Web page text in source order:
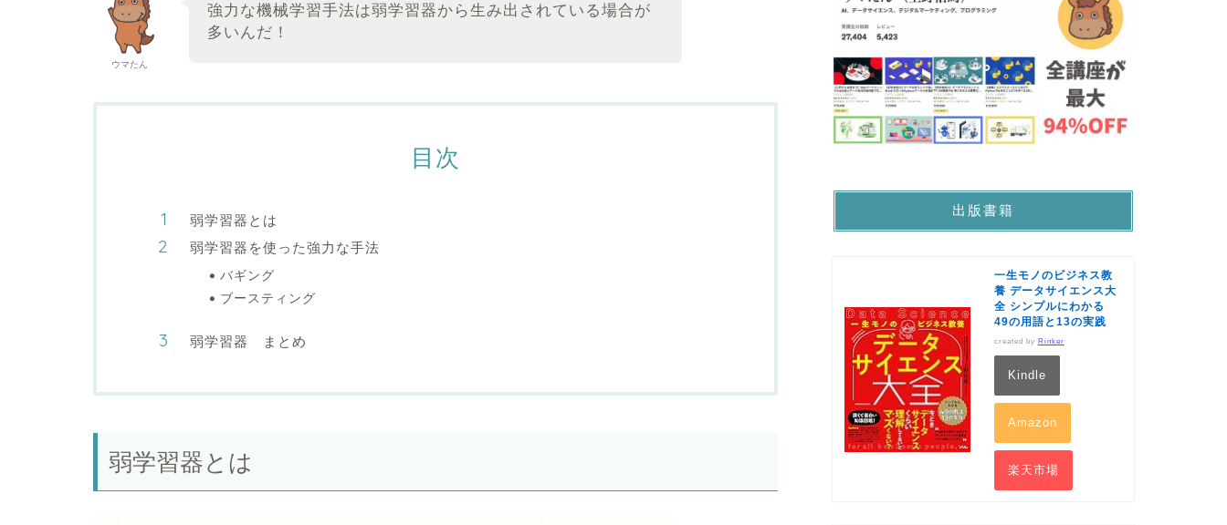
ウマたん
強力な機械学習手法は弱学習器から生み出されている場合が
多いんだ！
目次
弱学習器とは
弱学習器を使った強力な手法
バギング
ブースティング
弱学習器 まとめ
弱学習器とは
出版書籍
一生モノのビジネス教
養 データサイエンス大
全 シンプルにわかる
49の用語と13の実践
created by Rinker
Kindle
Amazon
楽天市場